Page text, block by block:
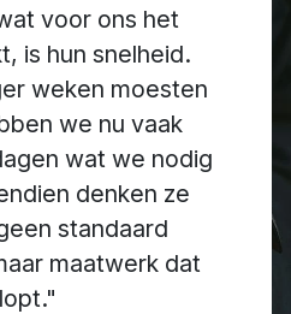
voor ons het
is hun snelheid.
weken moesten
we nu vaak
wat we nodig
denken ze
standaard
maatwerk dat